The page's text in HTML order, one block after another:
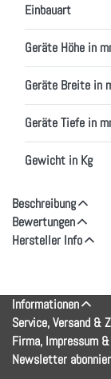
Einbauart
Geräte Höhe in
Geräte Breite in
Geräte Tiefe in
Gewicht in Kg
Beschreibung
Bewertungen
Hersteller Info
Informationen
Service, Versand &
Firma, Impressum
Newsletter